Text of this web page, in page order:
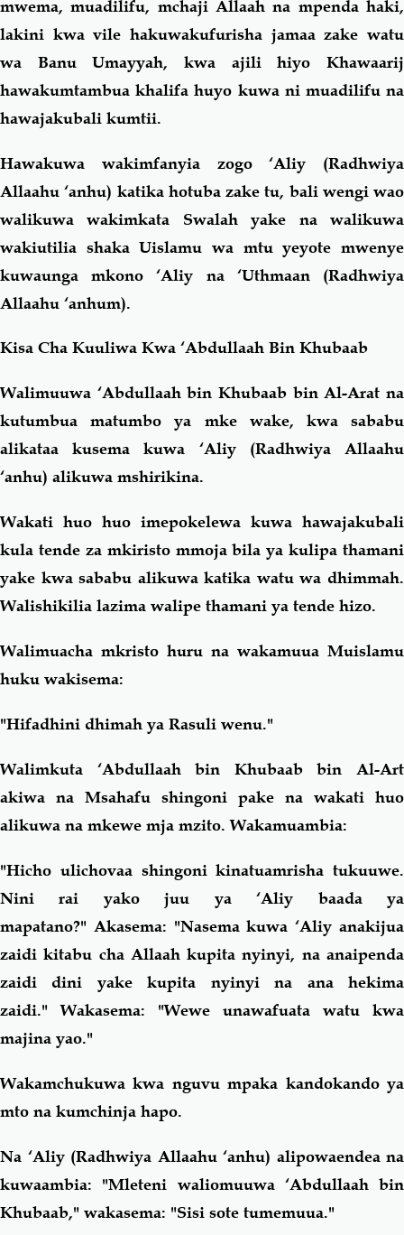
mwema, muadilifu, mchaji Allaah na mpenda haki,
lakini kwa vile hakuwakufurisha jamaa zake watu
wa Banu Umayyah, kwa ajili hiyo Khawaarij
hawakumtambua khalifa huyo kuwa ni muadilifu na
hawajakubali kumtii.
Hawakuwa wakimfanyia zogo ‘Aliy (Radhwiya
Allaahu ‘anhu) katika hotuba zake tu, bali wengi wao
walikuwa wakimkata Swalah yake na walikuwa
wakiutilia shaka Uislamu wa mtu yeyote mwenye
kuwaunga mkono ‘Aliy na ‘Uthmaan (Radhwiya
Allaahu ‘anhum).
Kisa Cha Kuuliwa Kwa ‘Abdullaah Bin Khubaab
Walimuuwa ‘Abdullaah bin Khubaab bin Al-Arat na
kutumbua matumbo ya mke wake, kwa sababu
alikataa kusema kuwa ‘Aliy (Radhwiya Allaahu
‘anhu) alikuwa mshirikina.
Wakati huo huo imepokelewa kuwa hawajakubali
kula tende za mkiristo mmoja bila ya kulipa thamani
yake kwa sababu alikuwa katika watu wa dhimmah.
Walishikilia lazima walipe thamani ya tende hizo.
Walimuacha mkristo huru na wakamuua Muislamu
huku wakisema:
"Hifadhini dhimah ya Rasuli wenu."
Walimkuta ‘Abdullaah bin Khubaab bin Al-Art
akiwa na Msahafu shingoni pake na wakati huo
alikuwa na mkewe mja mzito. Wakamuambia:
"Hicho ulichovaa shingoni kinatuamrisha tukuuwe.
Nini rai yako juu ya ‘Aliy baada ya
mapatano?" Akasema: "Nasema kuwa ‘Aliy anakijua
zaidi kitabu cha Allaah kupita nyinyi, na anaipenda
zaidi dini yake kupita nyinyi na ana hekima
zaidi." Wakasema: "Wewe unawafuata watu kwa
majina yao."
Wakamchukuwa kwa nguvu mpaka kandokando ya
mto na kumchinja hapo.
Na ‘Aliy (Radhwiya Allaahu ‘anhu) alipowaendea na
kuwaambia: "Mleteni waliomuuwa ‘Abdullaah bin
Khubaab," wakasema: "Sisi sote tumemuua."